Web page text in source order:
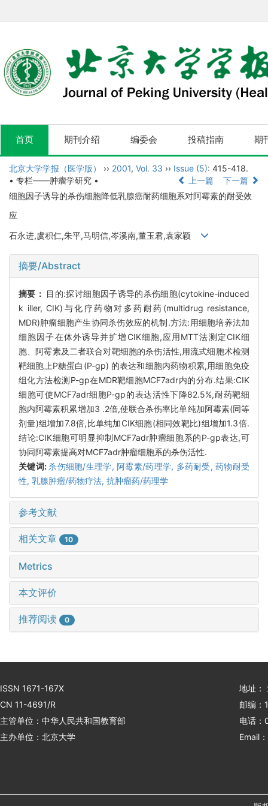
首页 期刊介绍 编委会 投稿指南 期
北京大学学报（医学版） ›› 2001, Vol. 33 ›› Issue (5): 415-418.
• 专栏——肿瘤学研究 •
上一篇
下一篇
细胞因子诱导的杀伤细胞降低乳腺癌耐药细胞系对阿霉素的耐受效
应
石永进,虞积仁,朱平,马明信,岑溪南,董玉君,袁家颖
摘要/Abstract
摘要： 目的:探讨细胞因子诱导的杀伤细胞(cytokine-induced
k iller, CIK)与化疗药物对多药耐药(multidrug resistance,
MDR)肿瘤细胞产生协同杀伤效应的机制.方法:用细胞培养法加
细胞因子在体外诱导并扩增CIK细胞,应用MTT法测定CIK细
胞、阿霉素及二者联合对靶细胞的杀伤活性,用流式细胞术检测
靶细胞上P糖蛋白(P-gp) 的表达和细胞内药物积累,用细胞免疫
组化方法检测P-gp在MDR靶细胞MCF7adr内的分布.结果:CIK
细胞可使MCF7adr细胞P-gp的表达活性下降82.5%,耐药靶细
胞内阿霉素积累增加3 .2倍,使联合杀伤率比单纯加阿霉素(同等
剂量)组增加7.8倍,比单纯加CIK细胞(相同效靶比)组增加1.3倍.
结论:CIK细胞可明显抑制MCF7adr肿瘤细胞系的P-gp表达,可
协同阿霉素提高对MCF7adr肿瘤细胞系的杀伤活性.
关键词:杀伤细胞/生理学,阿霉素/药理学, 多药耐受,药物耐受
性, 乳腺肿瘤/药物疗法, 抗肿瘤药/药理学
参考文献
相关文章 10
Metrics
本文评价
推荐阅读 0
ISSN 1671-167X
CN 11-4691/R
主管单位：中华人民共和国教育部
主办单位：北京大学
地址：
邮编：
电话
Email